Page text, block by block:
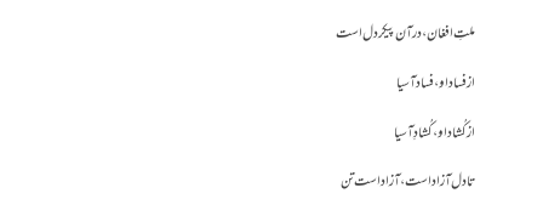
ملتِ افغان، در آن پیکر دل است
از فساد او، فساد آسیا
از کُشاد او، کُشادِ آسیا
تا دل آزاد است، آزاد است تن